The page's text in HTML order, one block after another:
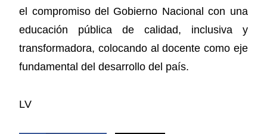
el compromiso del Gobierno Nacional con una
educación pública de calidad, inclusiva y
transformadora, colocando al docente como eje
fundamental del desarrollo del país.
LV